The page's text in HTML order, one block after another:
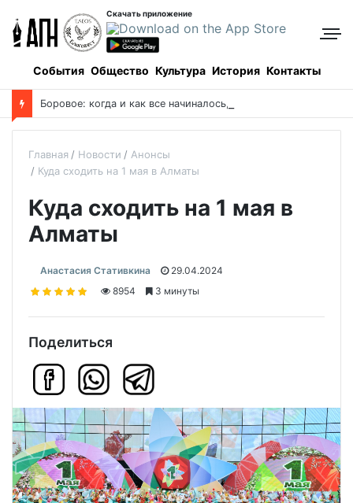
Скачать приложение
События Общество Культура История Контакты
Боровое: когда и как все начиналось, и кто все начинал
Главная Новости
Анонсы
Куда сходить на 1 мая в Алматы
Куда сходить на 1 мая в
Алматы
Анастасия Стативкина
29.04.2024
8954
3 минуты
Поделиться